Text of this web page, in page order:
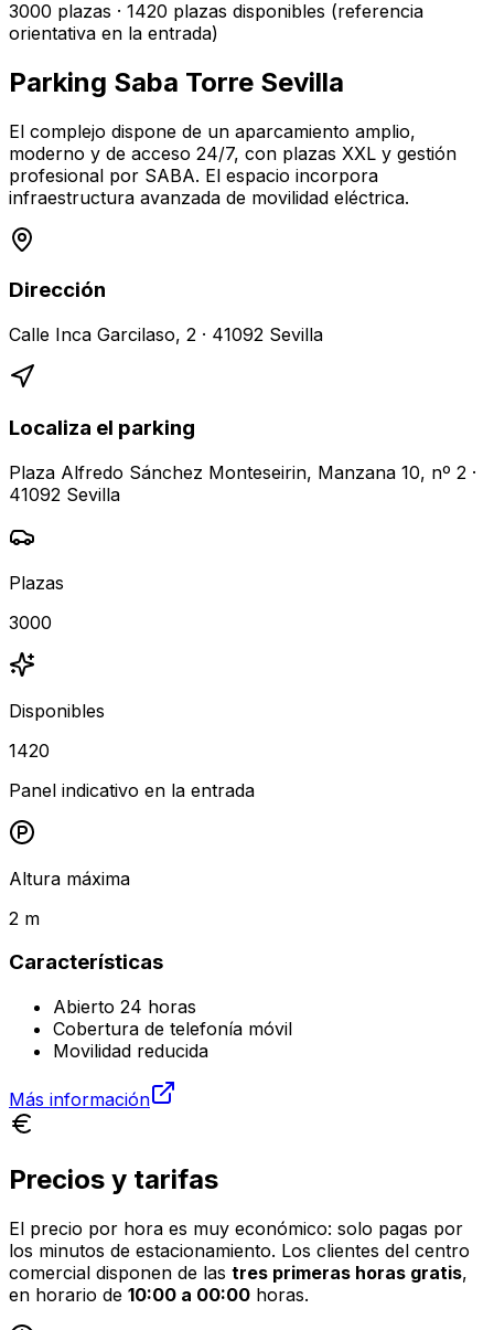
3000 plazas · 1420 plazas disponibles (referencia
orientativa en la entrada)
Parking Saba Torre Sevilla
El complejo dispone de un aparcamiento amplio,
moderno y de acceso 24/7, con plazas XXL y gestión
profesional por SABA. El espacio incorpora
infraestructura avanzada de movilidad eléctrica.
Dirección
Calle Inca Garcilaso, 2 · 41092 Sevilla
Localiza el parking
Plaza Alfredo Sánchez Monteseirin, Manzana 10, nº 2 ·
41092 Sevilla
Plazas
3000
Disponibles
1420
Panel indicativo en la entrada
Altura máxima
2 m
Características
Abierto 24 horas
Cobertura de telefonía móvil
Movilidad reducida
Más información
Precios y tarifas
El precio por hora es muy económico: solo pagas por
los minutos de estacionamiento. Los clientes del centro
comercial disponen de las tres primeras horas gratis,
en horario de 10:00 a 00:00 horas.